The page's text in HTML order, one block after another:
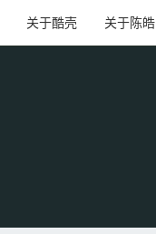
关于酷壳 关于陈皓